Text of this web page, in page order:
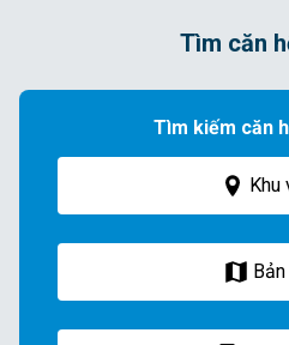
Tìm căn
Tìm kiếm căn
Khu